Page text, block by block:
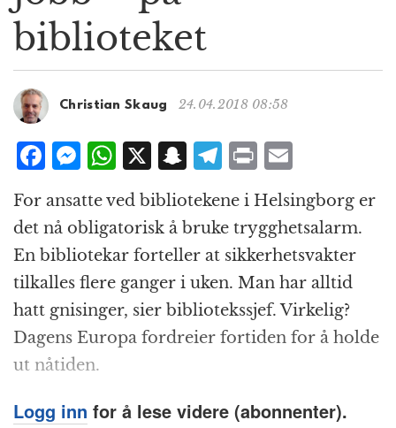
i
n
biblioteket
Christian Skaug 24.04.2018 08:58
F
c
e
b
o
o
k
M
ss
e
n
g
e
r
W
h
at
s
A
p
p
X S
n
a
p
c
h
at
T
el
e
g
r
a
m
P
ri
n
t
m
ai
l
For ansatte ved bibliotekene i Helsingborg er
det nå obligatorisk å bruke trygghetsalarm.
En bibliotekar forteller at sikkerhetsvakter
tilkalles flere ganger i uken. Man har alltid
hatt gnisinger, sier bibliotekssjef. Virkelig?
Dagens Europa fordreier fortiden for å holde
ut nåtiden.
Logg inn for å lese videre (abonnenter).